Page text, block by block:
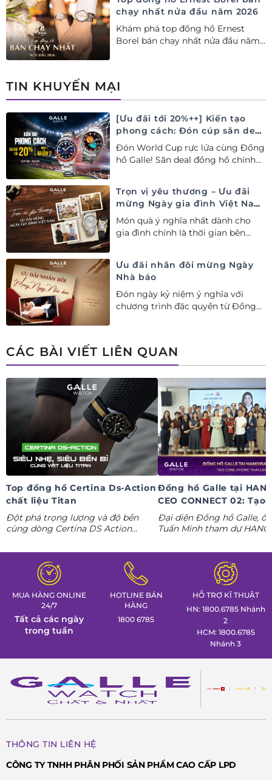
chạy nhất nửa đầu năm 2026
Khám phá top đồng hồ Ernest
Borel bán chạy nhất nửa đầu năm
TIN KHUYẾN MẠI
[Ưu đãi tới 20%++] Kiến tạo
phong cách: Đón cúp săn deal
– Siêu ưu đãi đồng hành cùng
World Cup
Đón World Cup rực lửa cùng Đồng
hồ Galle! Săn deal đồng hồ chính
Trọn vị yêu thương – Ưu đãi
mừng Ngày gia đình Việt Nam
28/06
Món quà ý nghĩa nhất dành cho
gia đình chính là thời gian bên
Gia đình Việt Nam.
Ưu đãi nhân đôi mừng Ngày
Nhà báo
Đón ngày kỷ niệm ý nghĩa với
chương trình đặc quyền từ Đồng
CÁC BÀI VIẾT LIÊN QUAN
Top đồng hồ Certina Ds-Action
chất liệu Titan
Đột phá trọng lượng và độ bền
cùng dòng Certina DS Action
tác thể thao cá tính nhất trong
Tuần lễ đồng hồ Thụy Sỹ cùng
Đồng hồ Galle!
Đồng hồ Galle tại
CEO CONNECT 02: Tạo
phong thái lãnh đạo kỷ
nguyên AI
Đại diện Đồng hồ Galle,
Tuấn Minh tham dự
gian trưng bày đồng hồ
định hình phong thái lãnh
MUA HÀNG ONLINE
24/7
Tất cả các ngày
trong tuần
HOTLINE BÁN
HÀNG
1800 6785
HỖ TRỢ KĨ THUẬT
HN: 1800.6785 Nhánh
2
HCM: 1800.6785
Nhánh 3
THÔNG TIN LIÊN HỆ
CÔNG TY TNHH PHÂN PHỐI SẢN PHẨM CAO CẤP LPD